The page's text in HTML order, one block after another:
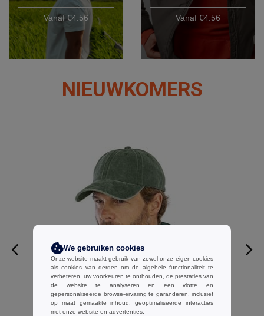
Vanaf €4.56 Vanaf €4.56
NIEUWKOMERS
RESULT RC092X - Vintage 6-
We gebruiken cookies
Onze website maakt gebruik van zowel onze eigen cookies
als cookies van derden om de algehele functionaliteit te
verbeteren, uw voorkeuren te onthouden, de prestaties van
de website te analyseren en een vlotte en
gepersonaliseerde browse-ervaring te garanderen, inclusief
op maat gemaakte inhoud, geoptimaliseerde interacties
met onze website en advertenties.